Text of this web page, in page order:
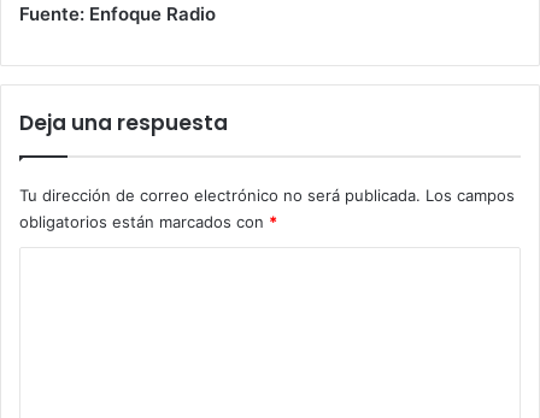
Fuente: Enfoque Radio
Deja una respuesta
Tu dirección de correo electrónico no será publicada. Los campos
obligatorios están marcados con *